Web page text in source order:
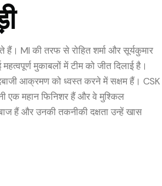
MI की तरफ से रोहित शर्मा और सूर्यकुमार
मुकाबलों में टीम को जीत दिलाई है।
आक्रमण को ध्वस्त करने में सक्षम हैं। CSK
एक महान फिनिशर हैं और वे मुश्किल
हैं और उनकी तकनीकी दक्षता उन्हें खास